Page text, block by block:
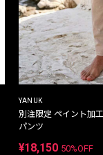
YANUK
別注限定 ペイント加
パンツ
¥18,150 50%OFF